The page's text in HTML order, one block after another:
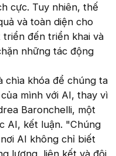
cực. Tuy nhiên, thế
và toàn diện cho
đến triển khai và
những tác động
chìa khóa để chúng ta
mình với AI, thay vì
Baronchelli, một
AI, kết luận. "Chúng
AI không chỉ biết
lượng, liên kết và đôi